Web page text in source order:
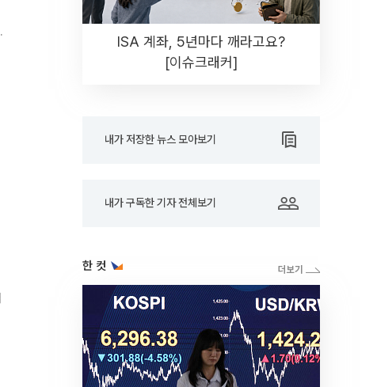
ISA 계좌, 5년마다 깨라고요?
[이슈크래커]
내가 저장한 뉴스 모아보기
내가 구독한 기자 전체보기
한 컷